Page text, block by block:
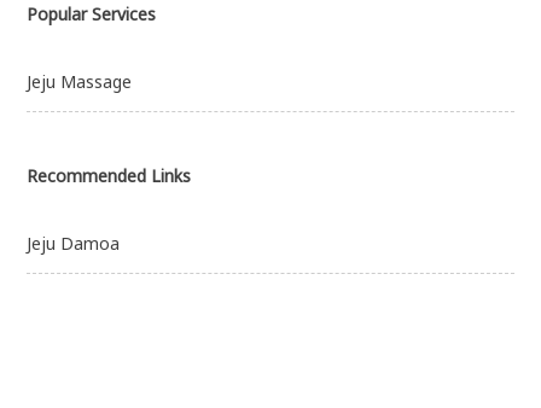
Popular Services
Jeju Massage
Recommended Links
Jeju Damoa